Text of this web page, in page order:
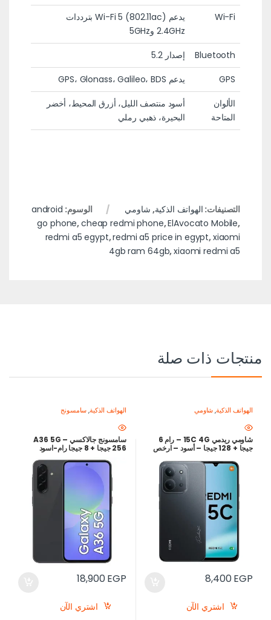
Wi-Fi
يدعم Wi-Fi 5 (802.11ac) بترددات
2.4GHz و5GHz
Bluetooth
إصدار 5.2
GPS
يدعم GPS، Glonass، Galileo، BDS
الألوان
المتاحة
أسود منتصف الليل، أزرق المحيط، أخضر
البحيرة، ذهبي رملي
التصنيفات: الهواتف الذكية, شاومي الوسوم: android
go phone,cheap redmi phone,ElAvocato Mobile,
redmi a5 egypt,redmi a5 price in egypt,xiaomi
4gb ram 64gb,xiaomi redmi a5
منتجات ذات صلة
الهواتف الذكية,شاومي
شاومي ريدمي 15C 4G – رام 6
جيجا + 128 جيجا – أسود – ارخص
8,400EGP
اشتري الآن
الهواتف الذكية,سامسونج
سامسونج جالاكسي A36 5G –
256 جيجا + 8 جيجا رام-اسود
18,900EGP
اشتري الآن